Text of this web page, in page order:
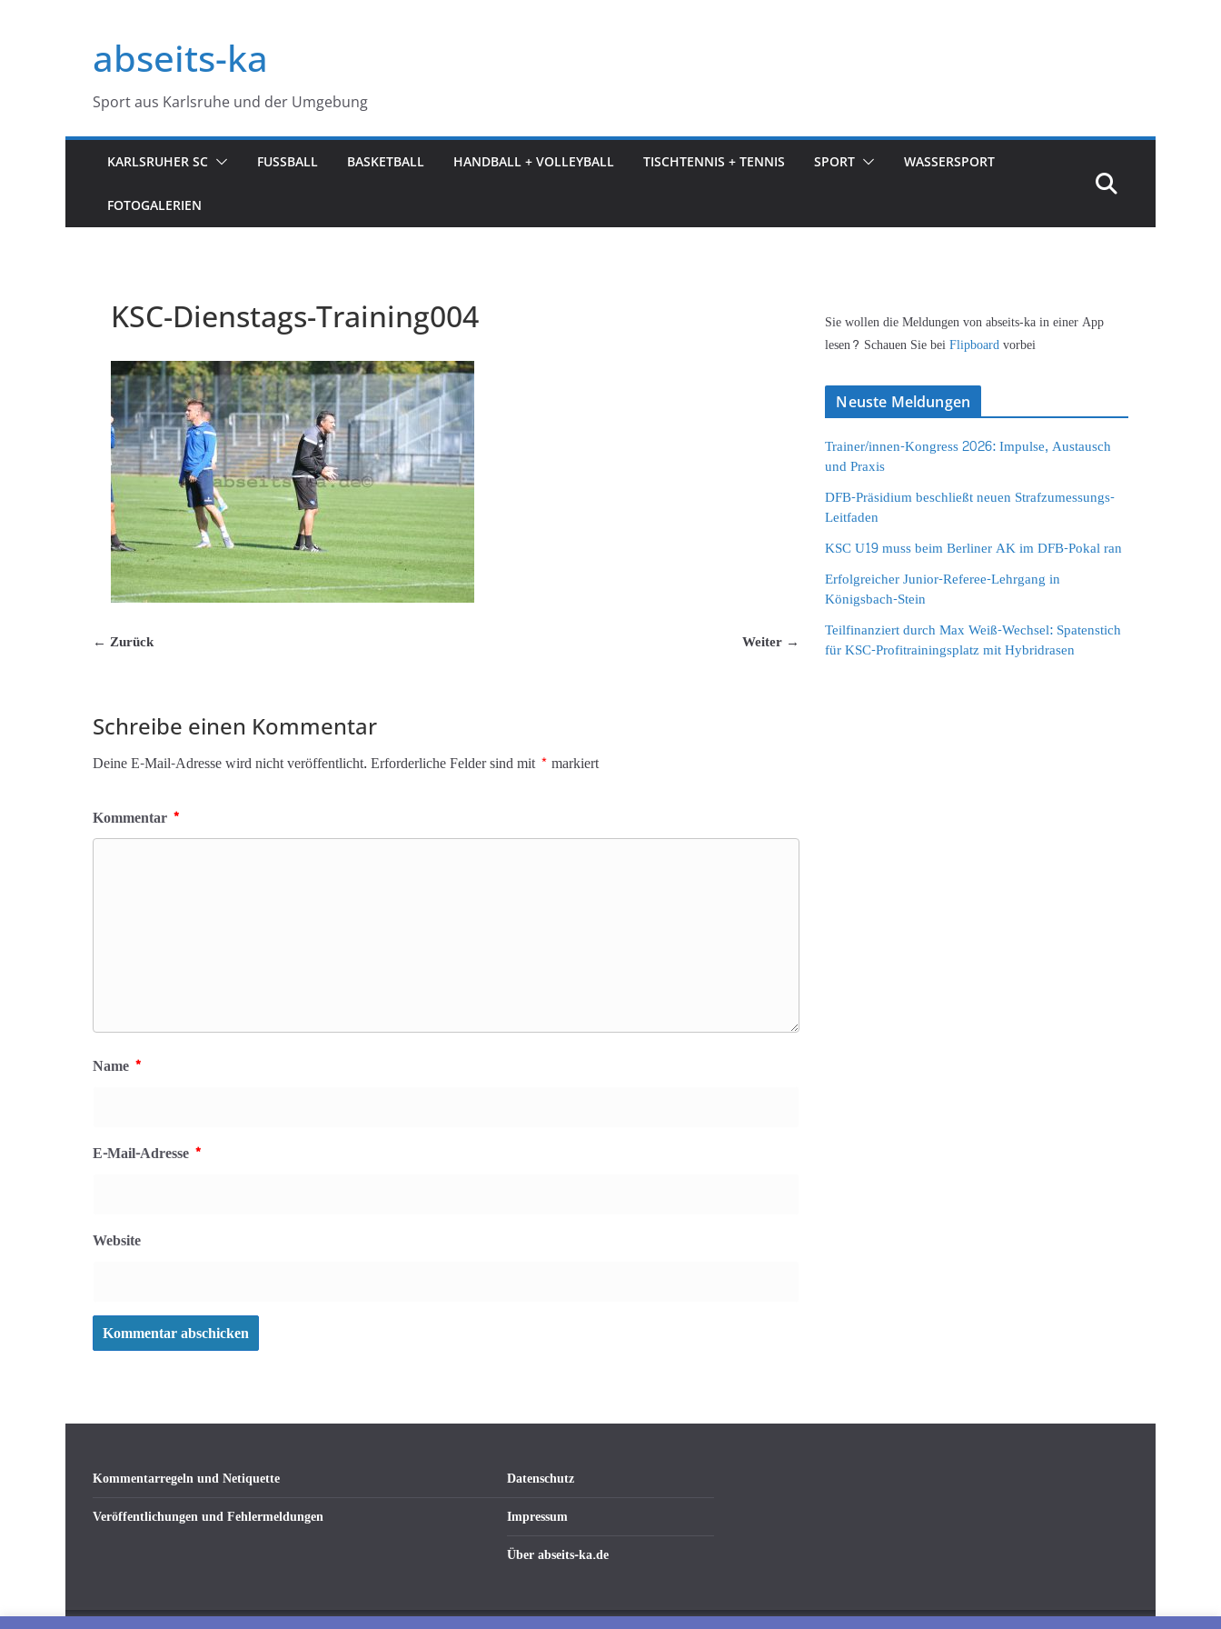
springenabseits-ka
Sport aus Karlsruhe und der Umgebung
KARLSRUHER SC FUSSBALL BASKETBALL HANDBALL + VOLLEYBALL TISCHTENNIS + TENNIS SPORT WASSERSPORT
FOTOGALERIEN
KSC-Dienstags-Training004
← Zurück Weiter →
Schreibe einen Kommentar
Deine E-Mail-Adresse wird nicht veröffentlicht.Erforderliche Felder sind mit *markiert
Kommentar *
Name *
E-Mail-Adresse *
Website
Sie wollen die Meldungen von abseits-ka in einer App
lesen? Schauen Sie beiFlipboardvorbei
Neuste Meldungen
Trainer/innen-Kongress 2026: Impulse, Austausch
und Praxis
DFB-Präsidium beschließt neuen Strafzumessungs-
Leitfaden
KSC U19 muss beim Berliner AK im DFB-Pokal ran
Erfolgreicher Junior-Referee-Lehrgang in
Königsbach-Stein
Teilfinanziert durch Max Weiß-Wechsel: Spatenstich
für KSC-Profitrainingsplatz mit Hybridrasen
Kommentarregeln und Netiquette
Veröffentlichungen und Fehlermeldungen
Datenschutz
Impressum
Über abseits-ka.de